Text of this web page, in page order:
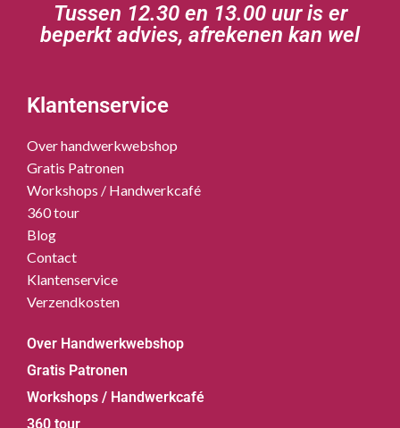
Tussen 12.30 en 13.00 uur is er
beperkt advies, afrekenen kan wel
Klantenservice
Over handwerkwebshop
Gratis Patronen
Workshops / Handwerkcafé
360 tour
Blog
Contact
Klantenservice
Verzendkosten
Over Handwerkwebshop
Gratis Patronen
Workshops / Handwerkcafé
360 tour